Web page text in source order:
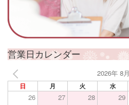
営業日カレンダー
2026年 8月
日 月 火 水
26 27 28 29